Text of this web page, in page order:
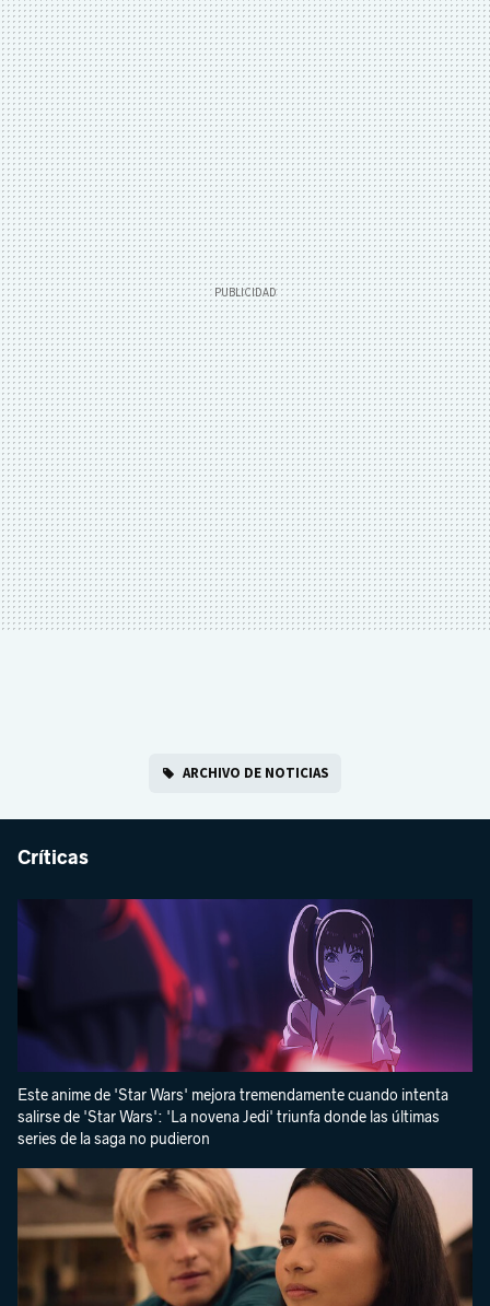
ARCHIVO DE NOTICIAS
Críticas
Este anime de 'Star Wars' mejora tremendamente cuando intenta
salirse de 'Star Wars': 'La novena Jedi' triunfa donde las últimas
series de la saga no pudieron